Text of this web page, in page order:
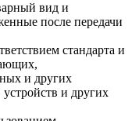
вид и
после передачи
стандарта и
и других
и других